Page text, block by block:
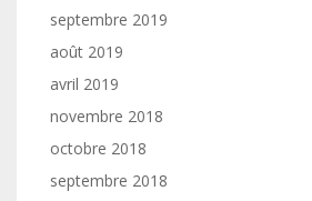
septembre 2019
août 2019
avril 2019
novembre 2018
octobre 2018
septembre 2018